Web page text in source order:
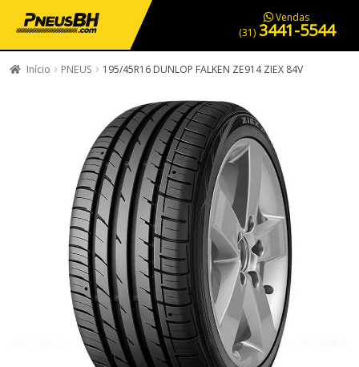
PNEUS EM OFERTA SERVIÇOS AUTOMOTIVOS NOSSA LOJA
Vendas
(31) 3441-5544
Início PNEUS 195/45R16 DUNLOP FALKEN ZE914 ZIEX 84V